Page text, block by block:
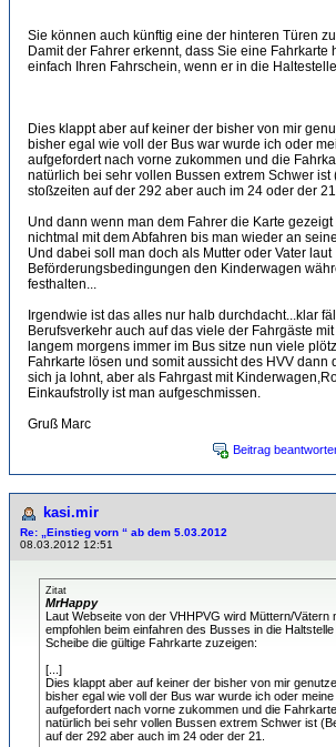
Sie können auch künftig eine der hinteren Türen
Damit der Fahrer erkennt, dass Sie eine Fahrkarte
einfach Ihren Fahrschein, wenn er in die
Dies klappt aber auf keiner der bisher von mir
bisher egal wie voll der Bus war wurde ich oder
aufgefordert nach vorne zukommen und die
natürlich bei sehr vollen Bussen extrem Schwer ist
stoßzeiten auf der 292 aber auch im 24 oder der
Und dann wenn man dem Fahrer die Karte
nichtmal mit dem Abfahren bis man wieder an
Und dabei soll man doch als Mutter oder Vater laut
Beförderungsbedingungen den Kinderwagen
festhalten...
Irgendwie ist das alles nur halb durchdacht...klar
Berufsverkehr auch auf das viele der Fahrgäste
langem morgens immer im Bus sitze nun viele
Fahrkarte lösen und somit aussicht des HVV dann
sich ja lohnt, aber als Fahrgast mit
Einkaufstrolly ist man aufgeschmissen.
Gruß Marc
Beitrag
kasi.mir
Re: „Einstieg vorn “ ab dem 5.03.2012
08.03.2012 12:51
Zitat
MrHappy
Laut Webseite von der VHHPVG wird Müttern/Vätern
empfohlen beim einfahren des Busses in die
Scheibe die gültige Fahrkarte zuzeigen:
[...]
Dies klappt aber auf keiner der bisher von mir
bisher egal wie voll der Bus war wurde ich oder
aufgefordert nach vorne zukommen und die
natürlich bei sehr vollen Bussen extrem Schwer ist
auf der 292 aber auch im 24 oder der 21.